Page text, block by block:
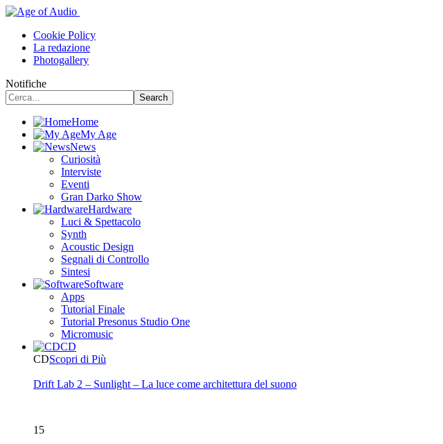
Cookie Policy
La redazione
Photogallery
Notifiche
Home
My Age
News
Curiosità
Interviste
Eventi
Gran Darko Show
Hardware
Luci & Spettacolo
Synth
Acoustic Design
Segnali di Controllo
Sintesi
Software
Apps
Tutorial Finale
Tutorial Presonus Studio One
Micromusic
CD
CDScopri di Più
Drift Lab 2 – Sunlight – La luce come architettura del suono
15